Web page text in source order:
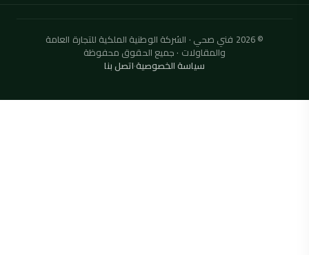
© 2026 فني صحي · الشركة الوطنية الملكية للتجارة العامة
والمقاولات · جميع الحقوق محفوظة
سياسة الخصوصية·اتصل بنا